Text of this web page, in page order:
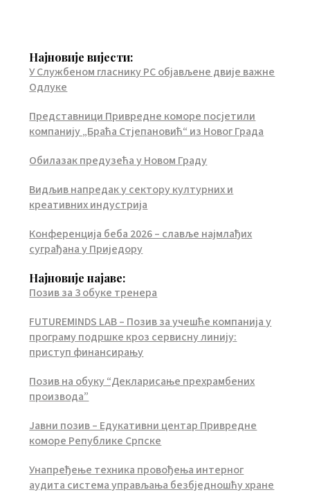
Најновије вијести:
У Службеном гласнику РС објављене двије важне
Одлуке
Представници Привредне коморе посјетили
компанију „Браћа Стјепановић“ из Новог Града
Обилазак предузећа у Новом Граду
Видљив напредак у сектору културних и
креативних индустрија
Конференција беба 2026 – славље најмлађих
суграђана у Приједору
Најновије најаве:
Позив за 3 обуке тренера
FUTUREMINDS LAB – Позив за учешће компанија у
програму подршке кроз сервисну линију:
приступ финансирању
Позив на обуку “Декларисање прехрамбених
производа”
Јавни позив – Едукативни центар Привредне
коморе Републике Српске
Унапређење техника провођења интерног
аудита система управљања безбједношћу хране